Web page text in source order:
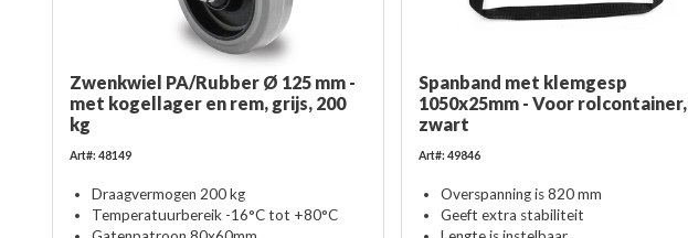
Zwenkwiel PA/Rubber Ø 125 mm -
met kogellager en rem, grijs, 200
kg
Art#: 48149
Draagvermogen 200 kg
Temperatuurbereik -16°C tot +80°C
Spanband met klemgesp
1050x25mm - Voor rolcontainer,
zwart
Art#: 49846
Overspanning is 820 mm
Geeft extra stabiliteit